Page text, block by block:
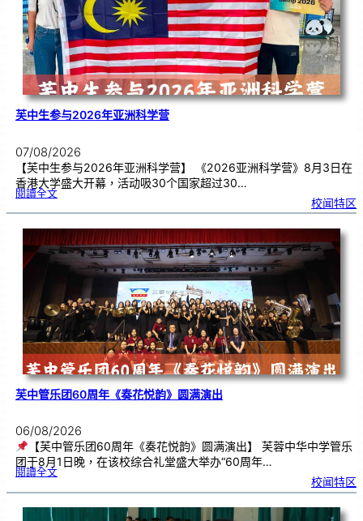
芙中生参与2026年亚洲科学营
07/08/2026
【芙中生参与2026年亚洲科学营】 《2026亚洲科学营》8月3日在
香港大学盛大开幕，活动吸30个国家超过30…
閱讀全文:芙
参
2
0
2
6
年
亚
洲科
校闻特区
芙中管乐团60周年《奏花悦韵》圆满演出
06/08/2026
【芙中管乐团60周年《奏花悦韵》圆满演出】 芙蓉中华中学管乐
团于8月1日晚，在该校综合礼堂盛大举办“60周年…
閱讀全文:芙
乐
6
0
校闻特区